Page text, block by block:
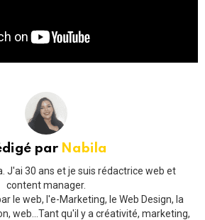
par Nabila
J'ai 30 ans et je suis rédactrice web et
content manager.
le web, l'e-Marketing, le Web Design, la
web...Tant qu'il y a créativité, marketing,